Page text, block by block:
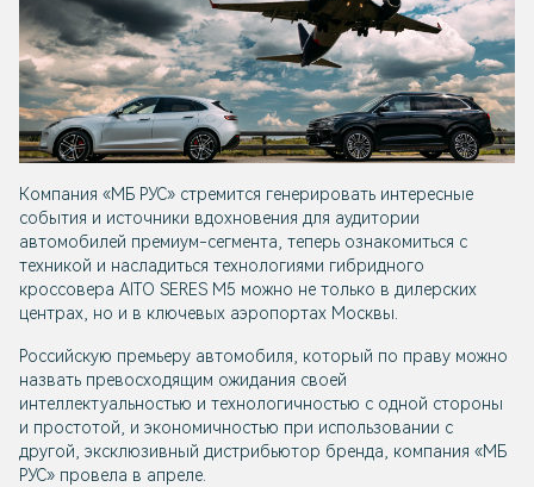
Компания «МБ РУС» стремится генерировать интересные
события и источники вдохновения для аудитории
автомобилей премиум-сегмента, теперь ознакомиться с
техникой и насладиться технологиями гибридного
кроссовера AITO SERES M5 можно не только в дилерских
центрах, но и в ключевых аэропортах Москвы.
Российскую премьеру автомобиля, который по праву можно
назвать превосходящим ожидания своей
интеллектуальностью и технологичностью с одной стороны
и простотой, и экономичностью при использовании с
другой, эксклюзивный дистрибьютор бренда, компания «МБ
РУС» провела в апреле.